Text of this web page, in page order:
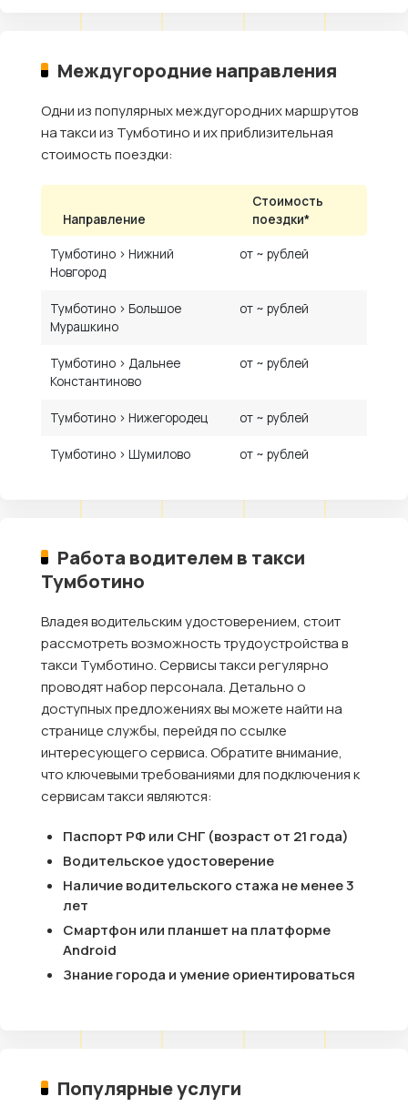
Междугородние направления
Одни из популярных междугородних маршрутов
на такси из Тумботино и их приблизительная
стоимость поездки:
Направление
Стоимость
поездки*
Тумботино › Нижний
Новгород
от ~ рублей
Тумботино › Большое
Мурашкино
от ~ рублей
Тумботино › Дальнее
Константиново
от ~ рублей
Тумботино › Нижегородец от ~ рублей
Тумботино › Шумилово от ~ рублей
Работа водителем в такси
Тумботино
Владея водительским удостоверением, стоит
рассмотреть возможность трудоустройства в
такси Тумботино. Сервисы такси регулярно
проводят набор персонала. Детально о
доступных предложениях вы можете найти на
странице службы, перейдя по ссылке
интересующего сервиса. Обратите внимание,
что ключевыми требованиями для подключения к
сервисам такси являются:
Паспорт РФ или СНГ (возраст от 21 года)
Водительское удостоверение
Наличие водительского стажа не менее 3
лет
Смартфон или планшет на платформе
Android
Знание города и умение ориентироваться
Популярные услуги